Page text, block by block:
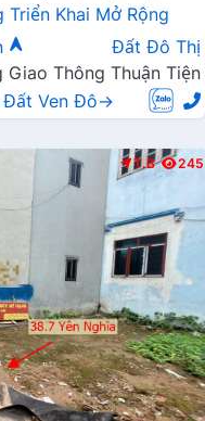
Khai Mở Rộng
Đất Đô Thị
Thông Thuận Tiện
Đất Ven Đô→
T.B 245